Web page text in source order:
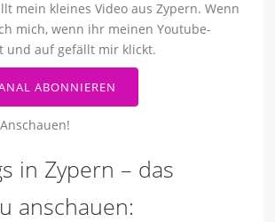
mein kleines Video aus Zypern. Wenn
mich, wenn ihr meinen Youtube-
und auf gefällt mir klickt.
ABONNIEREN
in Zypern – das
anschauen: